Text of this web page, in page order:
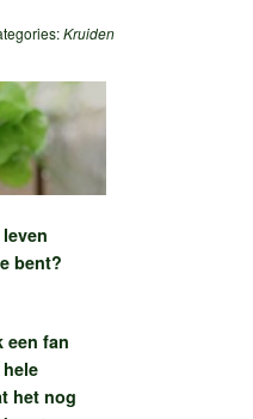
Kruiden
bent?
een fan
het nog